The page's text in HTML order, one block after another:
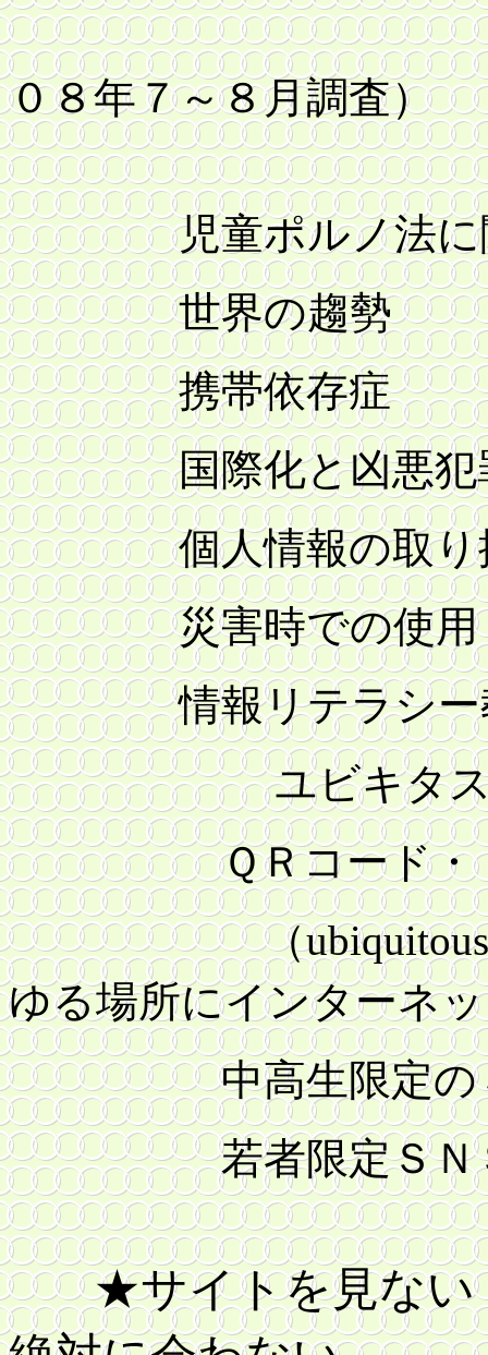
（
０８年７～８月調査）
児童ポルノ法に
世界の趨勢
携帯依存症
国際化と凶悪犯罪
個人情報の取り扱
災害時での使用
情報リテラシー教
ユビキタス
ＱＲコード・ＩＣ
（
ゆる場所にインターネ
中高生限定のＳ
若者限定ＳＮＳ
★サイトを見